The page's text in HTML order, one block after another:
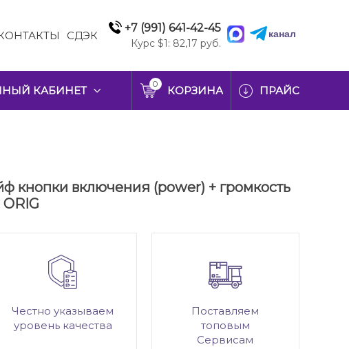
СДЭК
+7 (991) 641-42-45
Курс $1: 82,17 руб.
канал
КАБИНЕТ
0
КОРЗИНА ПРАЙС
кнопки включения (power) + громкость
Честно указываем
уровень качества
Поставляем
топовым
Сервисам